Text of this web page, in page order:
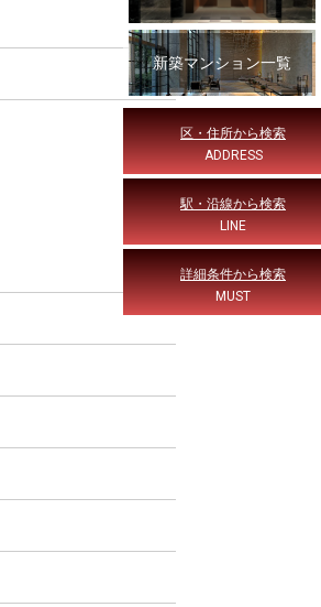
新築マンション一覧
区・住所から検索
ADDRESS
駅・沿線から検索
LINE
詳細条件から検索
MUST